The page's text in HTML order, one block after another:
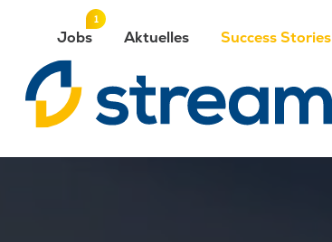
Stiftung
für
Schwerbehinderte
Jobs
1
Aktuelles Success Stories